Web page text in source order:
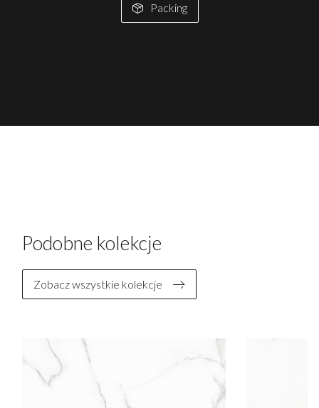
Packing
Podobne kolekcje
Zobacz wszystkie kolekcje